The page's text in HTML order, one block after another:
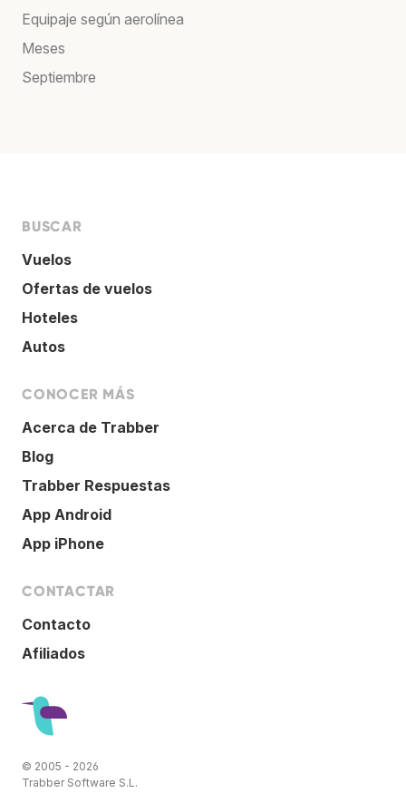
Equipaje según aerolínea
Meses
Septiembre
BUSCAR
Vuelos
Ofertas de vuelos
Hoteles
Autos
CONOCER MÁS
Acerca de Trabber
Blog
Trabber Respuestas
App Android
App iPhone
CONTACTAR
Contacto
Afiliados
© 2005 - 2026
Trabber Software S.L.